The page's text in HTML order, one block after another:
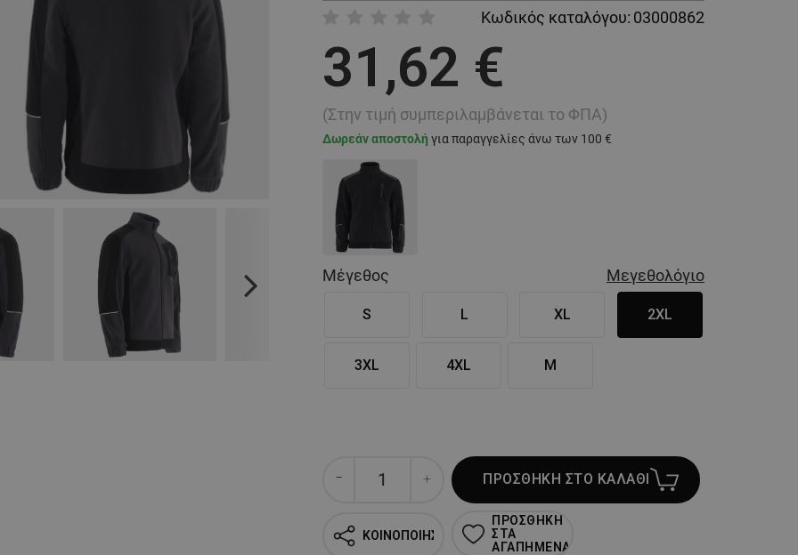
Next
Κωδικός καταλόγου: 03000862
31,62 €
(Στην τιμή συμπεριλαμβάνεται το ΦΠΑ)
Δωρεάν αποστολή για παραγγελίες άνω των 100 €
Μέγεθος Μεγεθολόγιο
S L XL 2XL
3XL 4XL M
ΠΡΟΣΘΗΚΗ ΣΤΟ ΚΑΛΑΘΙ
ΚΟΙΝΟΠΟΙΗΣΗ
ΠΡΟΣΘΗΚΗ
ΣΤΑ
ΑΓΑΠΗΜΕΝΑ